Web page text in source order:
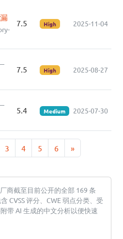
7.5 High 2025-11-04
7.5 High 2025-08-27
5.4 Medium 2025-07-30
3 4 5 6 »
厂商截至目前公开的全部 169 条
CVSS 评分、CWE 弱点分类、受
带 AI 生成的中文分析以便快速